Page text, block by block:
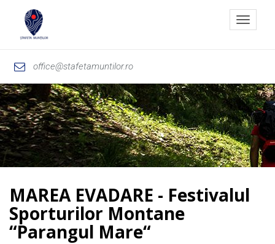
office@stafetamuntilor.ro
Toggle
MAREA EVADARE - Festivalul
Sporturilor Montane
“Parangul Mare“